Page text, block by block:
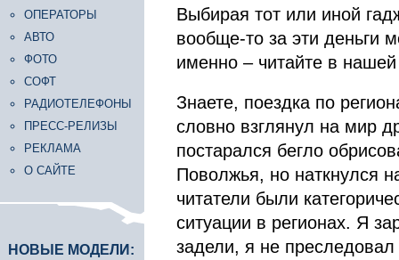
ОПЕРАТОРЫ
АВТО
ФОТО
СОФТ
РАДИОТЕЛЕФОНЫ
ПРЕСС-РЕЛИЗЫ
РЕКЛАМА
О САЙТЕ
НОВЫЕ МОДЕЛИ:
Выбирая тот или иной
вообще-то за эти деньги
именно – читайте в нашей
Знаете, поездка по
словно взглянул на мир
постарался бегло
Поволжья, но наткнулся
читатели были
ситуации в регионах. Я
задели, я не